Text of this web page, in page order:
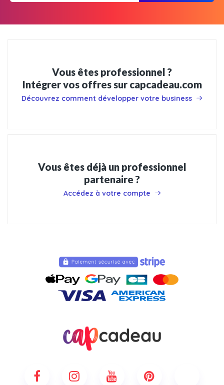
Vous êtes professionnel ?
Intégrer vos offres sur capcadeau.com
Découvrez comment développer votre business
Vous êtes déjà un professionnel
partenaire ?
Accédez à votre compte